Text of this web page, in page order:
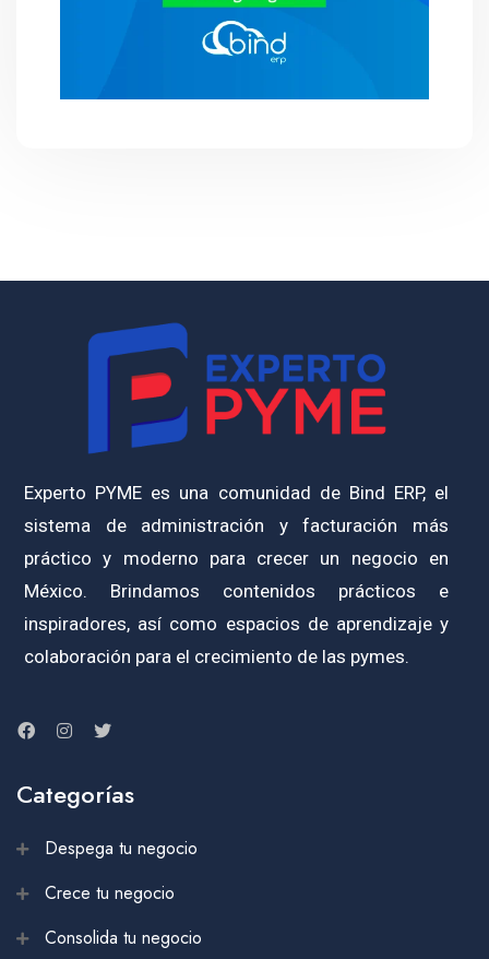
Experto PYME es una comunidad de Bind ERP, el
sistema de administración y facturación más
práctico y moderno para crecer un negocio en
México. Brindamos contenidos prácticos e
inspiradores, así como espacios de aprendizaje y
colaboración para el crecimiento de las pymes.
Categorías
Despega tu negocio
Crece tu negocio
Consolida tu negocio